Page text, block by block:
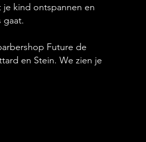
je kind ontspannen en
gaat.
Future de
en Stein. We zien je